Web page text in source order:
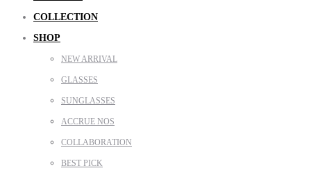
COLLECTION
SHOP
NEW ARRIVAL
GLASSES
SUNGLASSES
ACCRUE NOS
COLLABORATION
BEST PICK